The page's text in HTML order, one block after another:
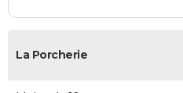
La Porcherie